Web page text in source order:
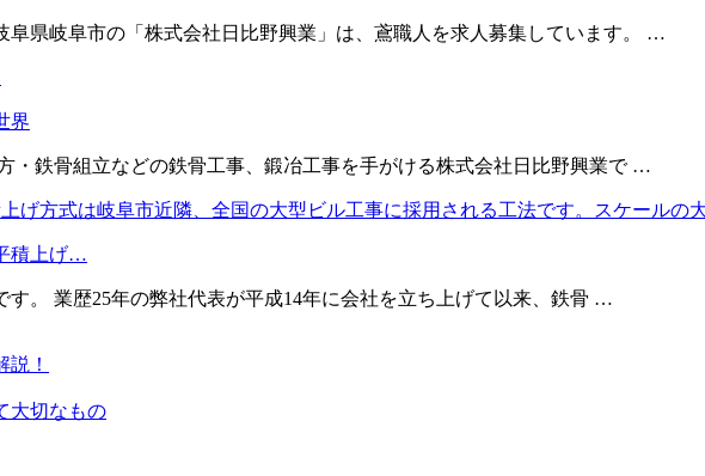
阜県岐阜市の「株式会社日比野興業」は、鳶職人を求人募集しています。 …
界
・鉄骨組立などの鉄骨工事、鍛冶工事を手がける株式会社日比野興業で …
積上げ…
。 業歴25年の弊社代表が平成14年に会社を立ち上げて以来、鉄骨 …
！
大切なもの